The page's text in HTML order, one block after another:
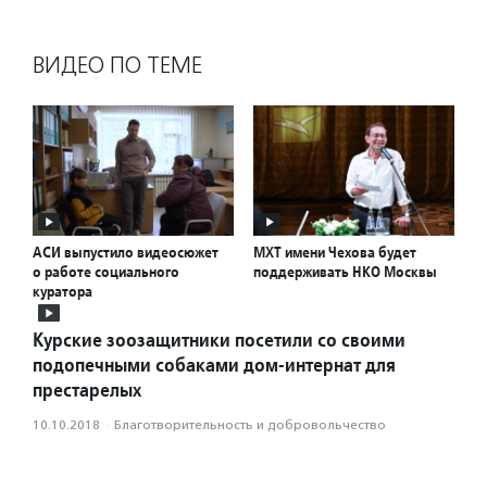
ВИДЕО ПО ТЕМЕ
АСИ выпустило видеосюжет
о работе социального
куратора
МХТ имени Чехова будет
поддерживать НКО Москвы
Курские зоозащитники посетили со своими
подопечными собаками дом-интернат для
престарелых
10.10.2018 · Благотвори­тель­ность и доброволь­чест­во